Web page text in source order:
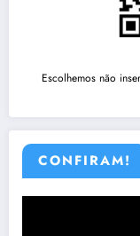
Escolhemos não
CONFIRAM!